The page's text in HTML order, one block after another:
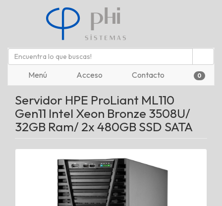
Menú Acceso Contacto 0
Servidor HPE ProLiant ML110
Gen11 Intel Xeon Bronze 3508U/
32GB Ram/ 2x 480GB SSD SATA